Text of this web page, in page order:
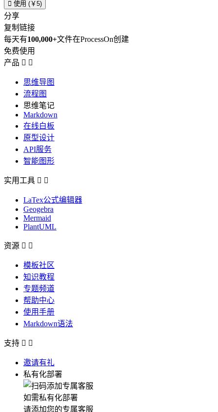
 使用 (￥5)
分享
复制链接
每天有100,000+文件在ProcessOn创建
免费使用
产品  
思维导图
流程图
思维笔记
Markdown
在线白板
原型设计
API服务
智能图形
实用工具  
LaTex公式编辑器
Geogebra
Mermaid
PlantUML
资源  
模板社区
知识教程
专题频道
帮助中心
使用手册
Markdown语法
支持  
邀请有礼
私有化部署
如需私有化部署
请添加您的专属客服